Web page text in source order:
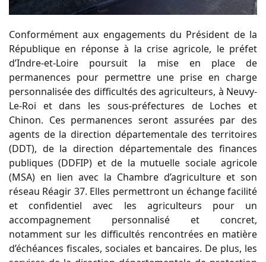
Conformément aux engagements du Président de la
République en réponse à la crise agricole, le préfet
d’Indre-et-Loire poursuit la mise en place de
permanences pour permettre une prise en charge
personnalisée des difficultés des agriculteurs, à Neuvy-
Le-Roi et dans les sous-préfectures de Loches et
Chinon. Ces permanences seront assurées par des
agents de la direction départementale des territoires
(DDT), de la direction départementale des finances
publiques (DDFIP) et de la mutuelle sociale agricole
(MSA) en lien avec la Chambre d’agriculture et son
réseau Réagir 37. Elles permettront un échange facilité
et confidentiel avec les agriculteurs pour un
accompagnement personnalisé et concret,
notamment sur les difficultés rencontrées en matière
d’échéances fiscales, sociales et bancaires. De plus, les